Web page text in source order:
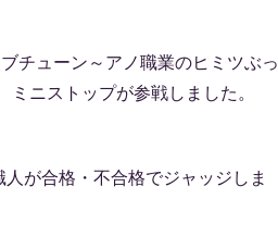
チューン～アノ職業のヒミツぶっ
ニストップが参戦しました。
が合格・不合格でジャッジしま